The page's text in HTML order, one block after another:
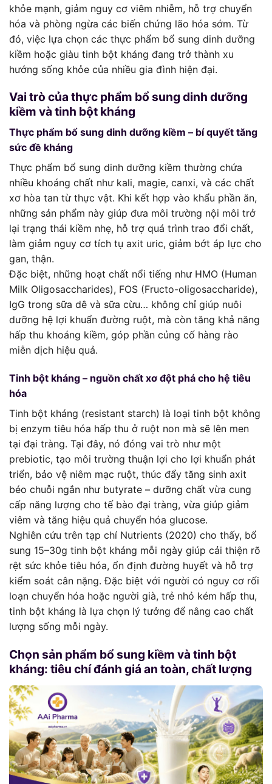
khỏe mạnh, giảm nguy cơ viêm nhiễm, hỗ trợ chuyển
hóa và phòng ngừa các biến chứng lão hóa sớm. Từ
đó, việc lựa chọn các thực phẩm bổ sung dinh dưỡng
kiềm hoặc giàu tinh bột kháng đang trở thành xu
hướng sống khỏe của nhiều gia đình hiện đại.
Vai trò của thực phẩm bổ sung dinh dưỡng
kiềm và tinh bột kháng
Thực phẩm bổ sung dinh dưỡng kiềm – bí quyết tăng
sức đề kháng
Thực phẩm bổ sung dinh dưỡng kiềm thường chứa
nhiều khoáng chất như kali, magie, canxi, và các chất
xơ hòa tan từ thực vật. Khi kết hợp vào khẩu phần ăn,
những sản phẩm này giúp đưa môi trường nội môi trở
lại trạng thái kiềm nhẹ, hỗ trợ quá trình trao đổi chất,
làm giảm nguy cơ tích tụ axit uric, giảm bớt áp lực cho
gan, thận.
Đặc biệt, những hoạt chất nổi tiếng như HMO (Human
Milk Oligosaccharides), FOS (Fructo-oligosaccharide),
IgG trong sữa dê và sữa cừu… không chỉ giúp nuôi
dưỡng hệ lợi khuẩn đường ruột, mà còn tăng khả năng
hấp thu khoáng kiềm, góp phần củng cố hàng rào
miễn dịch hiệu quả.
Tinh bột kháng – nguồn chất xơ đột phá cho hệ tiêu
hóa
Tinh bột kháng (resistant starch) là loại tinh bột không
bị enzym tiêu hóa hấp thu ở ruột non mà sẽ lên men
tại đại tràng. Tại đây, nó đóng vai trò như một
prebiotic, tạo môi trường thuận lợi cho lợi khuẩn phát
triển, bảo vệ niêm mạc ruột, thúc đẩy tăng sinh axit
béo chuỗi ngắn như butyrate – dưỡng chất vừa cung
cấp năng lượng cho tế bào đại tràng, vừa giúp giảm
viêm và tăng hiệu quả chuyển hóa glucose.
Nghiên cứu trên tạp chí Nutrients (2020) cho thấy, bổ
sung 15–30g tinh bột kháng mỗi ngày giúp cải thiện rõ
rệt sức khỏe tiêu hóa, ổn định đường huyết và hỗ trợ
kiểm soát cân nặng. Đặc biệt với người có nguy cơ rối
loạn chuyển hóa hoặc người già, trẻ nhỏ kém hấp thu,
tinh bột kháng là lựa chọn lý tưởng để nâng cao chất
lượng sống mỗi ngày.
Chọn sản phẩm bổ sung kiềm và tinh bột
kháng: tiêu chí đánh giá an toàn, chất lượng